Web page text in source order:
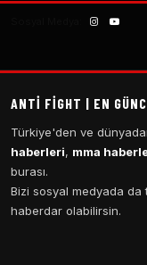
ANTI FIGHT | EN
Türkiye'den ve
haberleri, mma
burası.
Bizi sosyal medyada
haberdar olabilirsin.